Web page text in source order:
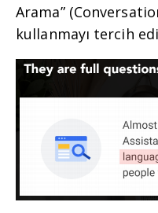
Arama”
kullanmayı tercih